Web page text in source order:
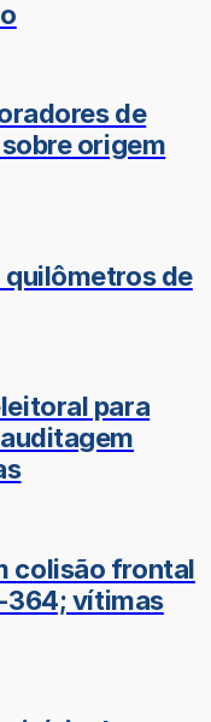
de
origem
quilômetros de
para
colisão frontal
364; vítimas